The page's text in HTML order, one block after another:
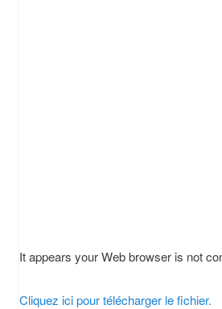
It appears your Web browser is not
Cliquez ici pour télécharger le fichier.